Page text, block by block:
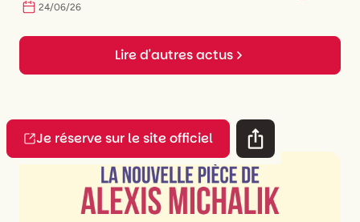
24/06/26
Lire d'autres actus
Je réserve sur le site officiel